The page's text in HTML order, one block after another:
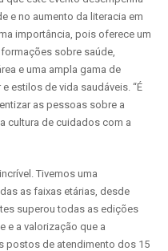
e no aumento da literacia em
importância, pois oferece um
sobre saúde,
e uma ampla gama de
estilos de vida saudáveis. “É
as pessoas sobre a
cultura de cuidados com a
Tivemos uma
as faixas etárias, desde
superou todas as edições
e a valorização que a
postos de atendimento dos 15